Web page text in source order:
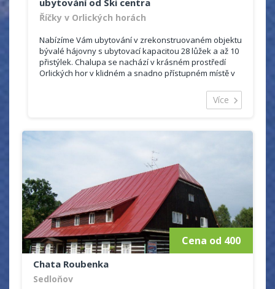
Říčky v Orlických horách
Nabízíme Vám ubytování v zrekonstruovaném objektu
bývalé hájovny s ubytovací kapacitou 28 lůžek a až 10
přistýlek. Chalupa se nachází v krásném prostředí
Orlických hor v klidném a snadno přístupném místě v
poskytujeme v zimním období slevu 20 % na jízdné v
30 % na aktivity lanového parku Říčky.
Více
Cena od 400
Chata Roubenka
Sedloňov